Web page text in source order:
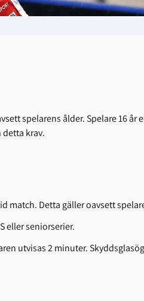
spelarens ålder. Spelare 16 år
krav.
match. Detta gäller oavsett
eller seniorserier.
utvisas 2 minuter.